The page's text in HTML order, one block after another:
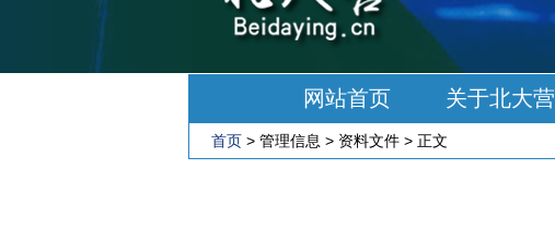
网站首页 关于北大营
首页 > 管理信息 > 资料文件 > 正文